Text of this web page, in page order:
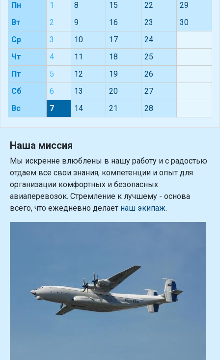
Пн 1 8 15 22
29
Вт
2 9 16 23
30
Ср
3 10 17
24
Чт
4 11 18
25
Пт
5 12 19
26
Сб
6 13 20
27
Вс
7 14 21 28
Наша миссия
Мы искренне влюблены в нашу работу и с радостью
отдаем все свои знания, компетенции и опыт для
организации комфортных и безопасных
авиаперевозок. Стремление к лучшему - основа
всего, что ежедневно делает наш экипаж.